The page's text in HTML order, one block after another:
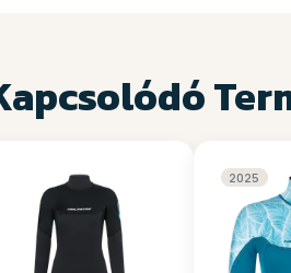
2025